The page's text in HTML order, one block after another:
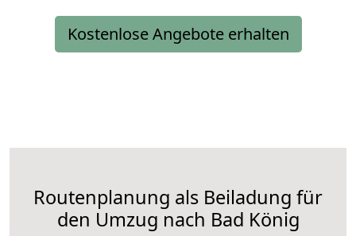
Kostenlose Angebote erhalten
Routenplanung als Beiladung für
den Umzug nach Bad König